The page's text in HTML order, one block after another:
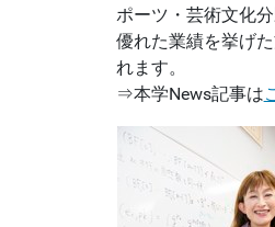
ポーツ・芸術文化
優れた業績を挙げ
れます。
⇒本学News記事は